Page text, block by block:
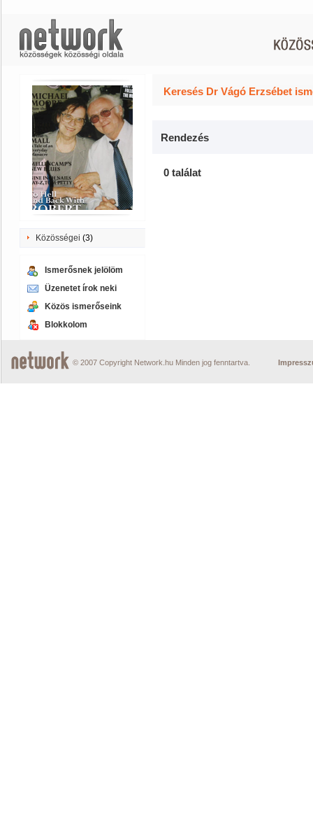
Közösségei (3)
Ismerősnek jelölöm
Üzenetet írok neki
Közös ismerőseink
Blokkolom
Keresés Dr Vágó Erzsébet
Rendezés
0 találat
© 2007 Copyright Network.hu Minden jog fenntartva.